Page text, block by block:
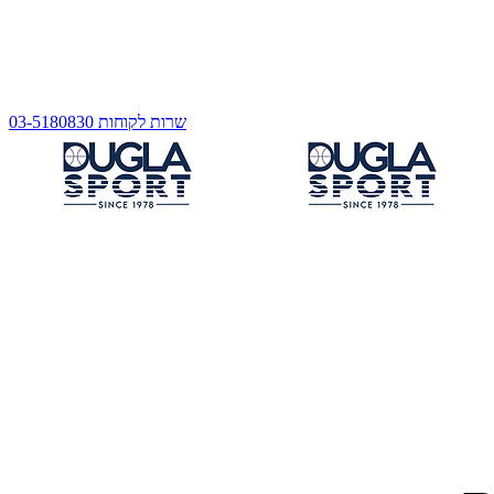
שרות לקוחות 03-5180830